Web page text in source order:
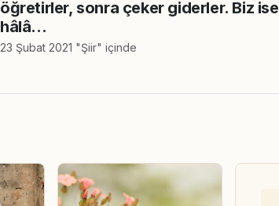
öğretirler, sonra çeker giderler. Biz ise
hâlâ...
23 Şubat 2021 "Şiir" içinde